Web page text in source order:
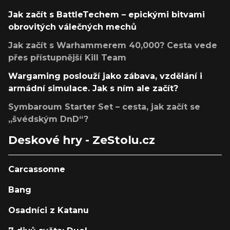
Jak začít s BattleTechem – epickými bitvami
obrovitých válečných mechů
Jak začít s Warhammerem 40,000? Cesta vede
přes přístupnější Kill Team
Wargaming poslouží jako zábava, vzdělání i
armádní simulace. Jak s ním ale začít?
Symbaroum Starter Set – cesta, jak začít se
„švédským DnD“?
Deskové hry - ZeStolu.cz
Carcassonne
Bang
Osadníci z Katanu